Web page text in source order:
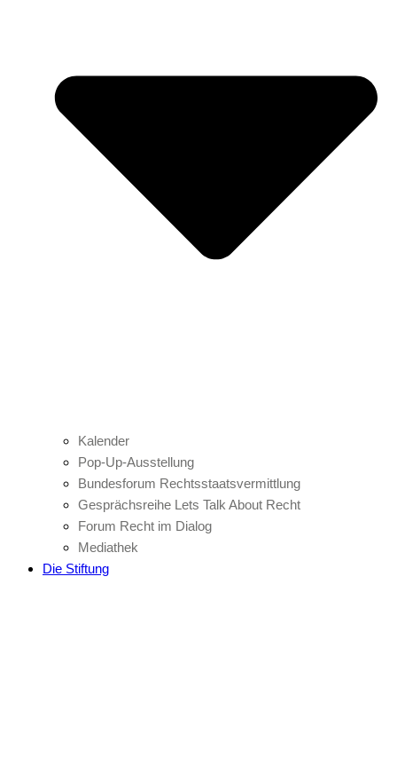
Kalender
Pop-Up-Ausstellung
Bundesforum Rechtsstaatsvermittlung
Gesprächsreihe Lets Talk About Recht
Forum Recht im Dialog
Mediathek
Die Stiftung